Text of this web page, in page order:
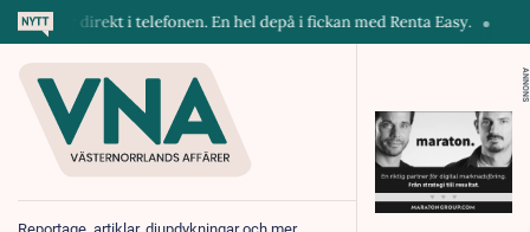
direkt i telefonen. En hel depå i fickan med Renta Easy.
ANNONS